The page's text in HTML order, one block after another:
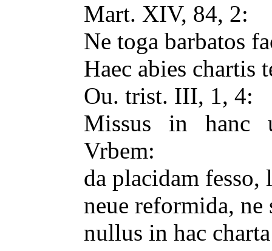
Mart. XIV, 84, 2:
Ne toga barbatos
Haec abies chartis
Ou. trist. III, 1, 4:
Missus in hanc
Vrbem:
da placidam fesso,
neue reformida,
nullus in hac